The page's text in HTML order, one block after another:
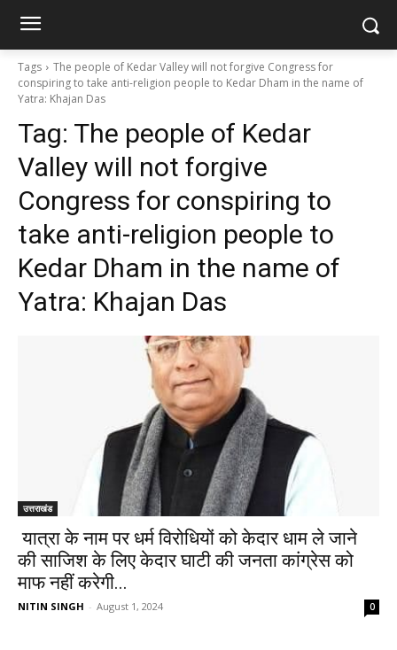
Tags
The people of Kedar Valley will not forgive Congress for
conspiring to take anti-religion people to Kedar Dham in the name of
Yatra: Khajan Das
Tag: The people of Kedar
Valley will not forgive
Congress for conspiring to
take anti-religion people to
Kedar Dham in the name of
Yatra: Khajan Das
उत्तराखंड
यात्रा के नाम पर धर्म विरोधियों को केदार धाम ले जाने
की साजिश के लिए केदार घाटी की जनता कांग्रेस को
माफ नहीं करेगी...
NITIN SINGH - August 1, 2024 0